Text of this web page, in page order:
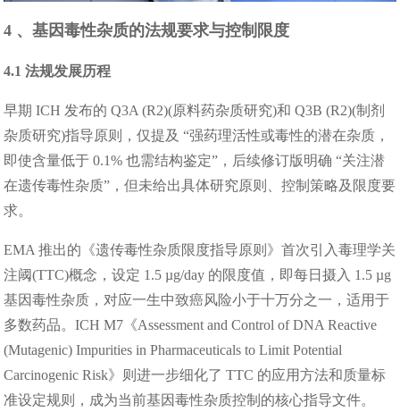
4 、基因毒性杂质的法规要求与控制限度
4.1 法规发展历程
早期 ICH 发布的 Q3A (R2)(原料药杂质研究)和 Q3B (R2)(制剂
杂质研究)指导原则，仅提及 “强药理活性或毒性的潜在杂质，
即使含量低于 0.1% 也需结构鉴定”，后续修订版明确 “关注潜
在遗传毒性杂质”，但未给出具体研究原则、控制策略及限度要
求。
EMA 推出的《遗传毒性杂质限度指导原则》首次引入毒理学关
注阈(TTC)概念，设定 1.5 µg/day 的限度值，即每日摄入 1.5 µg
基因毒性杂质，对应一生中致癌风险小于十万分之一，适用于
多数药品。ICH M7《Assessment and Control of DNA Reactive
(Mutagenic) Impurities in Pharmaceuticals to Limit Potential
Carcinogenic Risk》则进一步细化了 TTC 的应用方法和质量标
准设定规则，成为当前基因毒性杂质控制的核心指导文件。